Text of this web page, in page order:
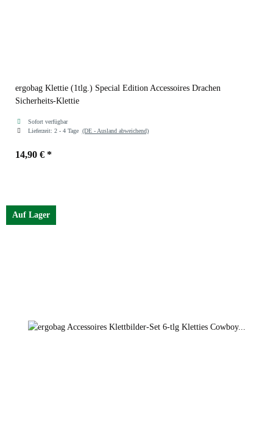
ergobag Klettie (1tlg.) Special Edition Accessoires Drachen
Sicherheits-Klettie
Sofort verfügbar
Lieferzeit: 2 - 4 Tage (DE - Ausland abweichend)
14,90 € *
Auf Lager